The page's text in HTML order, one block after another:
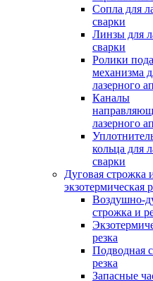
Сопла для
сварки
Линзы для
сварки
Ролики
механизма
лазерного
Каналы
лазерного
кольца для
сварки
Дуговая строжка
экзотермическая
Воздушно-
строжка и
резка
Подводная
резка
Запасные